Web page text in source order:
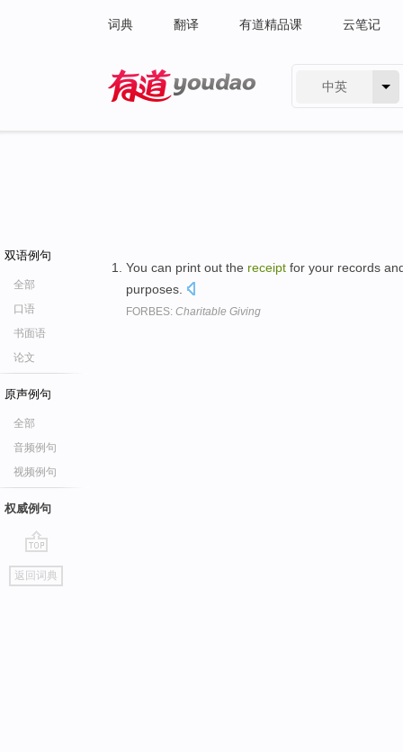
词典 翻译 有道精品课 云笔记
中英
双语例句
全部
口语
书面语
论文
原声例句
全部
音频例句
视频例句
权威例句
go
top
返回词典
You can print out the receipt for your records
purposes.
FORBES: Charitable Giving